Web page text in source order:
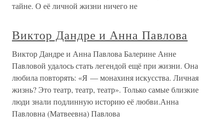
тайне. О её личной жизни ничего не
Виктор Дандре и Анна Павлова
Виктор Дандре и Анна Павлова Балерине Анне
Павловой удалось стать легендой ещё при жизни. Она
любила повторять: «Я — монахиня искусства. Личная
жизнь? Это театр, театр, театр». Только самые близкие
люди знали подлинную историю её любви.Анна
Павловна (Матвеевна) Павлова